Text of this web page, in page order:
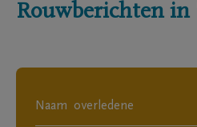
Rouwberichten in